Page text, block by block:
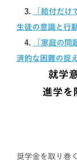
3.
「給付だけ
生徒の意識と行
4.
「家庭の
済的な困難の捉
就学
進学を
奨学金を取り巻